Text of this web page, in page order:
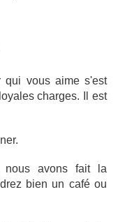
qui vous aime s'est
charges. Il est
nous avons fait la
bien un café ou